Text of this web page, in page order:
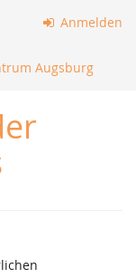
Anmelden
Augsburg